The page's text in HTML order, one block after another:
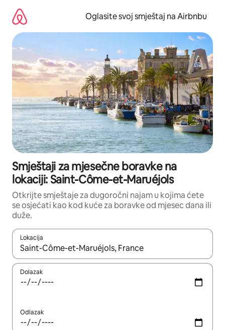
sadržaj
Oglasite svoj smještaj na Airbnbu
Smještaji za mjesečne boravke na
lokaciji: Saint-Côme-et-Maruéjols
Otkrijte smještaje za dugoročni najam u kojima ćete
se osjećati kao kod kuće za boravke od mjesec dana ili
duže.
Lokacija
Kad rezultati budu dostupni, krećite se gore i dolje pomoću
Dolazak
Odlazak